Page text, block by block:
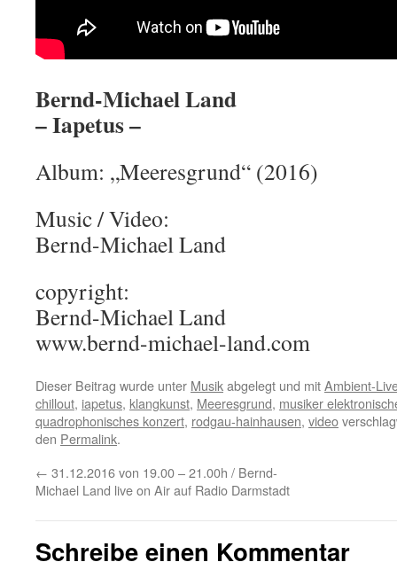
Bernd-Michael Land
– Iapetus –
Album: „Meeresgrund“ (2016)
Music / Video:
Bernd-Michael Land
copyright:
Bernd-Michael Land
www.bernd-michael-land.com
Dieser Beitrag wurde unter Musikabgelegt und mitAmbient-
chillout, iapetus, klangkunst, Meeresgrund, musiker
quadrophonisches konzert, rodgau-hainhausen, video
den Permalink.
← 31.12.2016 von 19.00 – 21.00h / Bernd-
Michael Land live on Air auf Radio Darmstadt
Schreibe einen Kommentar